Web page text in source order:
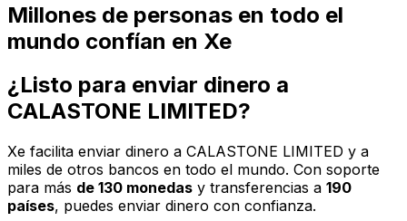
Millones de personas en todo el
mundo confían en Xe
¿Listo para enviar dinero a
CALASTONE LIMITED?
Xe facilita enviar dinero a CALASTONE LIMITED y a
miles de otros bancos en todo el mundo. Con soporte
para más de 130 monedas y transferencias a 190
países, puedes enviar dinero con confianza.